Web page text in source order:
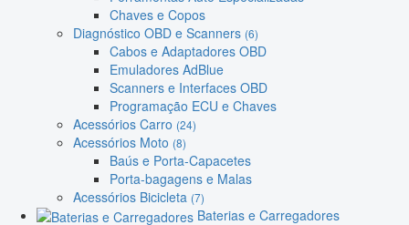
Chaves e Copos
Diagnóstico OBD e Scanners (6)
Cabos e Adaptadores OBD
Emuladores AdBlue
Scanners e Interfaces OBD
Programação ECU e Chaves
Acessórios Carro (24)
Acessórios Moto (8)
Baús e Porta-Capacetes
Porta-bagagens e Malas
Acessórios Bicicleta (7)
Baterias e Carregadores